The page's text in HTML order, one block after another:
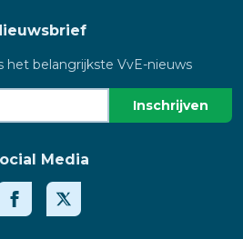
het belangrijkste VvE-nieuws
Media